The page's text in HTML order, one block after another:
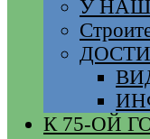
У
К 75-ОЙ